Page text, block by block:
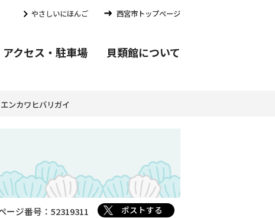
やさしいにほんご 西宮市トップページ
アクセス・ 駐車場 貝類館について
ンカワヒバリガイ
ージ番号：52319311 ポストする